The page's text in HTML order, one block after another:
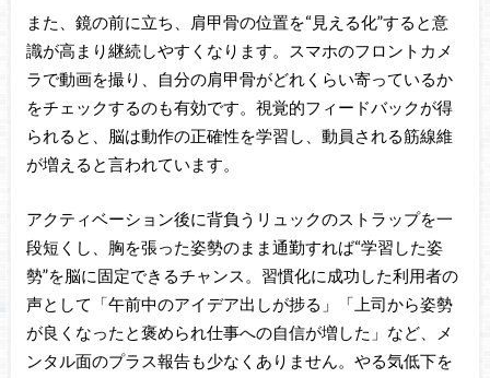
また、鏡の前に立ち、肩甲骨の位置を“見える化”すると意
識が高まり継続しやすくなります。スマホのフロントカメ
ラで動画を撮り、自分の肩甲骨がどれくらい寄っているか
をチェックするのも有効です。視覚的フィードバックが得
られると、脳は動作の正確性を学習し、動員される筋線維
が増えると言われています。
アクティベーション後に背負うリュックのストラップを一
段短くし、胸を張った姿勢のまま通勤すれば“学習した姿
勢”を脳に固定できるチャンス。習慣化に成功した利用者の
声として「午前中のアイデア出しが捗る」「上司から姿勢
が良くなったと褒められ仕事への自信が増した」など、メ
ンタル面のプラス報告も少なくありません。やる気低下を